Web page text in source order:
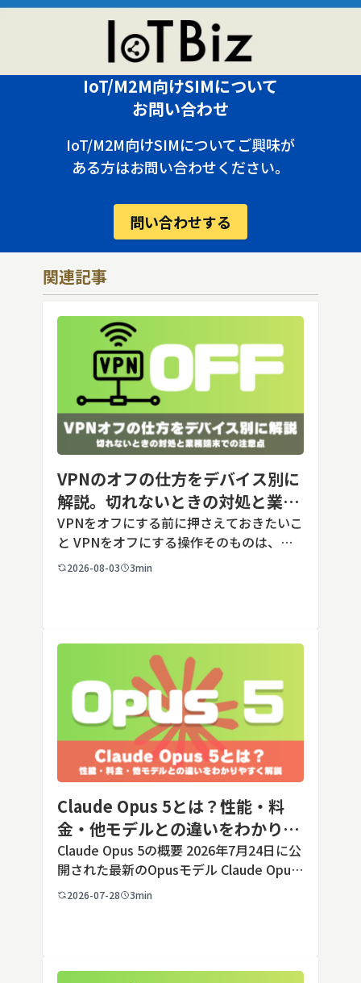
IoT/M2M向けSIMについて
お問い合わせ
IoT/M2M向けSIMについてご興味が
ある方はお問い合わせください。
問い合わせする
関連記事
VPNのオフの仕方をデバイス別に
解説。切れないときの対処と業務
端末での注意点
VPNをオフにする前に押さえておきたいこ
と VPNをオフにする操作そのものは、ど
の端末でも数タップから数クリックで完了
2026-08-03 3min
Claude Opus 5とは？性能・料
金・他モデルとの違いをわかりや
すく解説
Claude Opus 5の概要 2026年7月24日に公
開された最新のOpusモデル Claude Opus
5は、米国のAI企業Anthropic（アンソロピ
2026-07-28 3min